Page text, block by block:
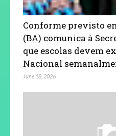
Conforme previsto
(BA) comunica à
que escolas devem
Nacional
June 18, 2026